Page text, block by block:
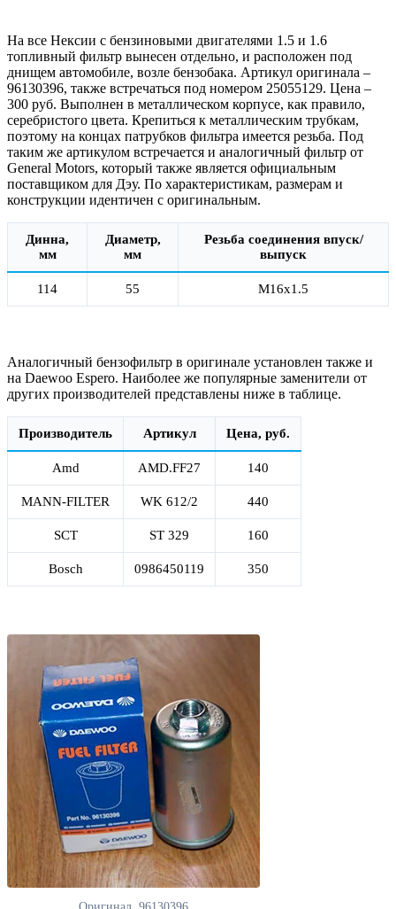
На все Нексии с бензиновыми двигателями 1.5 и 1.6
топливный фильтр вынесен отдельно, и расположен под
днищем автомобиле, возле бензобака. Артикул оригинала –
96130396, также встречаться под номером 25055129. Цена –
300 руб. Выполнен в металлическом корпусе, как правило,
серебристого цвета. Крепиться к металлическим трубкам,
поэтому на концах патрубков фильтра имеется резьба. Под
таким же артикулом встречается и аналогичный фильтр от
General Motors, который также является официальным
поставщиком для Дэу. По характеристикам, размерам и
конструкции идентичен с оригинальным.
Динна,
мм
Диаметр,
мм
Резьба соединения впуск/
выпуск
114 55 М16х1.5
Аналогичный бензофильтр в оригинале установлен также и
на Daewoo Espero. Наиболее же популярные заменители от
других производителей представлены ниже в таблице.
Производитель Артикул Цена, руб.
Amd AMD.FF27 140
MANN-FILTER WK 612/2 440
SCT ST 329 160
Bosch 0986450119 350